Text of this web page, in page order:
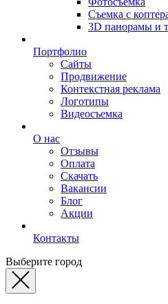
Съемка с
3D панорамы и
Портфолио
Сайты
Продвижение
Контекстная реклама
Логотипы
Видеосъемка
О нас
Отзывы
Оплата
Скачать
Вакансии
Блог
Акции
Контакты
Выберите город